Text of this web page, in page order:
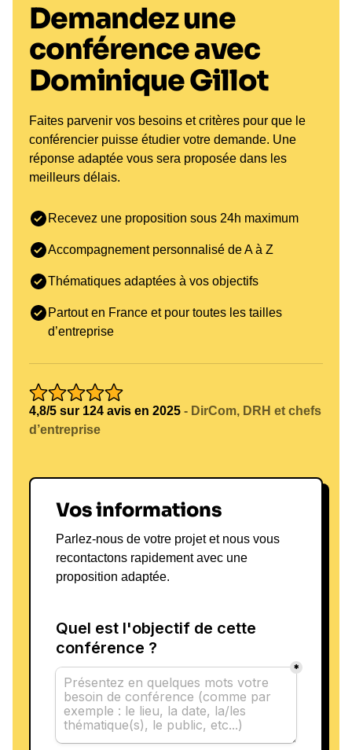
Demandez une
conférence avec
Dominique Gillot
Faites parvenir vos besoins et critères pour que le
conférencier puisse étudier votre demande. Une
réponse adaptée vous sera proposée dans les
meilleurs délais.
Recevez une proposition sous 24h maximum
Accompagnement personnalisé de A à Z
Thématiques adaptées à vos objectifs
Partout en France et pour toutes les tailles
d’entreprise
4,8/5 sur 124 avis en 2025 - DirCom, DRH et chefs
d’entreprise
Vos informations
Parlez-nous de votre projet et nous vous
recontactons rapidement avec une
proposition adaptée.